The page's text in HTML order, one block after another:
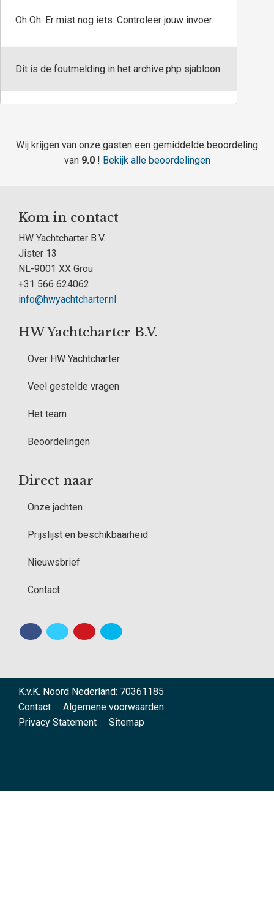
Oh Oh. Er mist nog iets. Controleer jouw invoer.
Dit is de foutmelding in het archive.php sjabloon.
Wij krijgen van onze gasten een gemiddelde beoordeling
van 9.0 ! Bekijk alle beoordelingen
Kom in contact
HW Yachtcharter B.V.
Jister 13
NL-9001 XX Grou
+31 566 624062
info@hwyachtcharter.nl
HW Yachtcharter B.V.
Over HW Yachtcharter
Veel gestelde vragen
Het team
Beoordelingen
Direct naar
Onze jachten
Prijslijst en beschikbaarheid
Nieuwsbrief
Contact
K.v.K. Noord Nederland: 70361185
Contact
Algemene voorwaarden
Privacy Statement
Sitemap